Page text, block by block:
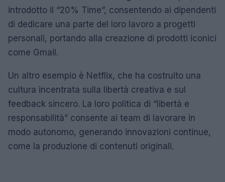
introdotto il “20% Time”, consentendo ai dipendenti
di dedicare una parte del loro lavoro a progetti
personali, portando alla creazione di prodotti iconici
come Gmail.
Un altro esempio è Netflix, che ha costruito una
cultura incentrata sulla libertà creativa e sul
feedback sincero. La loro politica di “libertà e
responsabilità” consente ai team di lavorare in
modo autonomo, generando innovazioni continue,
come la produzione di contenuti originali.